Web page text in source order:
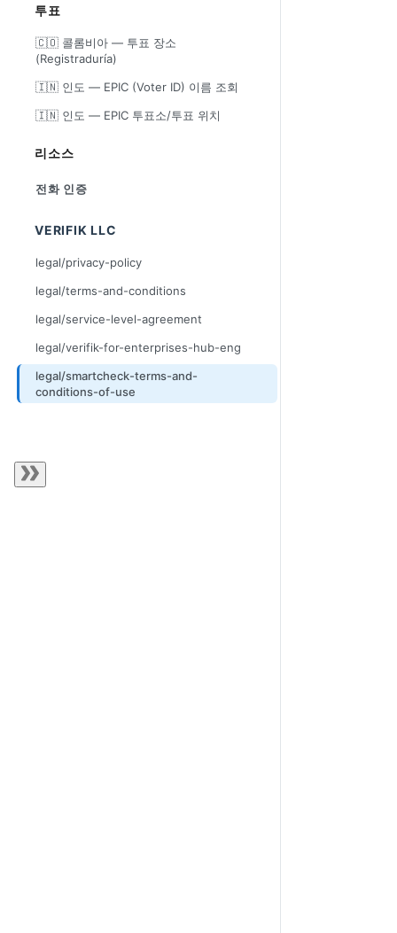
투표
🇨🇴 콜롬비아 — 투표 장소
(Registraduría)
🇮🇳 인도 — EPIC (Voter ID) 이름 조회
🇮🇳 인도 — EPIC 투표소/투표 위치
리소스
전화 인증
VERIFIK LLC
legal/privacy-policy
legal/terms-and-conditions
legal/service-level-agreement
legal/verifik-for-enterprises-hub-eng
legal/smartcheck-terms-and-
conditions-of-use